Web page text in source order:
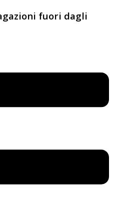
fuori dagli